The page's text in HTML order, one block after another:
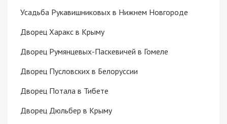
Усадьба Рукавишниковых в Нижнем Новгороде
Дворец Харакс в Крыму
Дворец Румянцевых-Паскевичей в Гомеле
Дворец Пусловских в Белоруссии
Дворец Потала в Тибете
Дворец Дюльбер в Крыму